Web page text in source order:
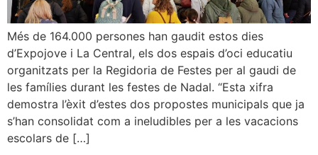
Més de 164.000 persones han gaudit estos dies
d’Expojove i La Central, els dos espais d’oci educatiu
organitzats per la Regidoria de Festes per al gaudi de
les famílies durant les festes de Nadal. “Esta xifra
demostra l’èxit d’estes dos propostes municipals que ja
s’han consolidat com a ineludibles per a les vacacions
escolars de […]